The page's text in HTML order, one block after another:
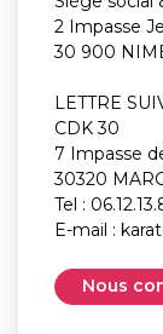
2 Impasse
30 900
LETTRE
CDK 30
7 Impasse
30320
Tel :
E-mail :
Nous